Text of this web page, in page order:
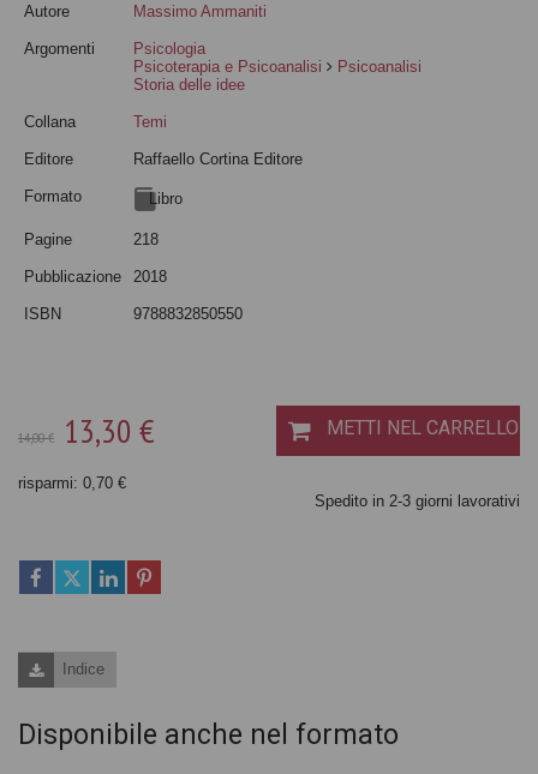
Autore Massimo Ammaniti
Argomenti
Psicologia
Psicoterapia e Psicoanalisi
Psicoanalisi
Storia delle idee
Collana Temi
Editore Raffaello Cortina Editore
Formato Libro
Pagine 218
Pubblicazione 2018
ISBN 9788832850550
14,00 € 13,30 € METTI NEL CARRELLO
risparmi: 0,70 €
Spedito in 2-3 giorni lavorativi
Indice
Disponibile anche nel formato